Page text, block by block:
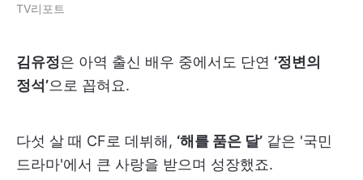
TV리포트
김유정은 아역 출신 배우 중에서도 단연 ‘정변의
정석’으로 꼽혀요.
다섯 살 때 CF로 데뷔해, ‘해를 품은 달’ 같은 '국민
드라마'에서 큰 사랑을 받으며 성장했죠.